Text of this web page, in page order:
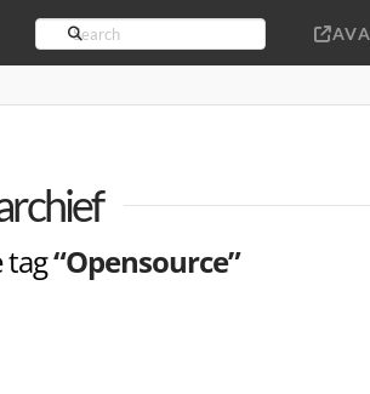
Search
tag“Opensource”